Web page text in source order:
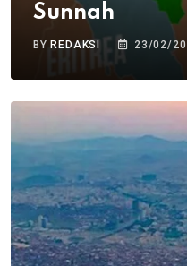
Sunnah
BYREDAKSI 23/02/